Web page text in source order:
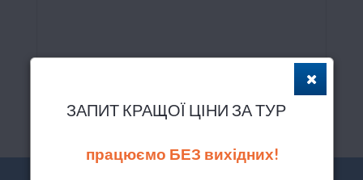
Усадьба Феникс
ЗАПИТ КРАЩОЇ ЦІНИ ЗА ТУР
працюємо БЕЗ вихідних!